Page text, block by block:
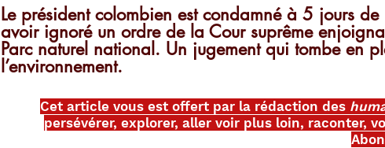
Le président colombien est condamné à 5 jours
avoir ignoré un ordre de la Cour suprême
Parc naturel national. Un jugement qui tombe en
l’environnement.
Cet article vous est offert par la rédaction des
persévérer, explorer, aller voir plus loin, raconter,